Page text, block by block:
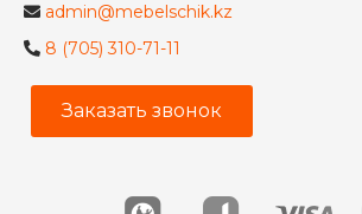
admin@mebelschik.kz
8 (705) 310-71-11
Заказать звонок